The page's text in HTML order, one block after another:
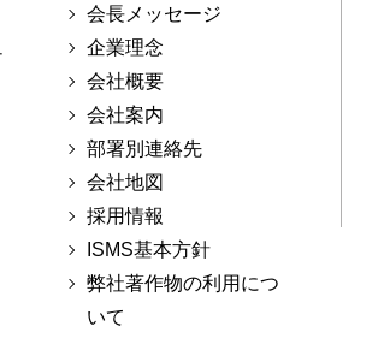
会長メッセージ
企業理念
会社概要
会社案内
部署別連絡先
会社地図
採用情報
ISMS基本方針
弊社著作物の利用につ
いて